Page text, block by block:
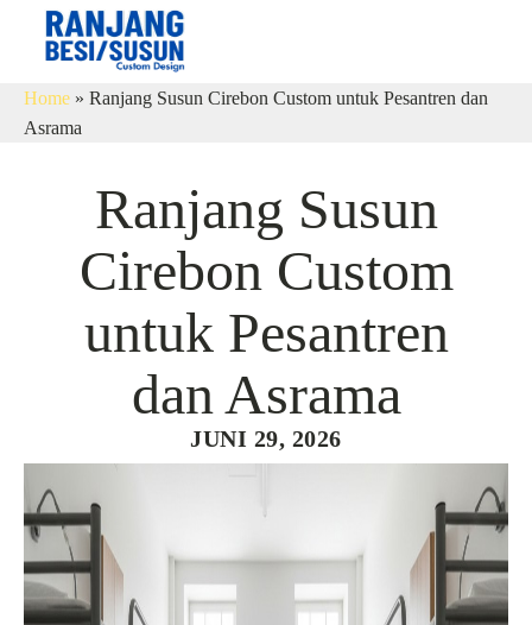
Home » Ranjang Susun Cirebon Custom untuk Pesantren dan
Asrama
Ranjang Susun
Cirebon Custom
untuk Pesantren
dan Asrama
JUNI 29, 2026